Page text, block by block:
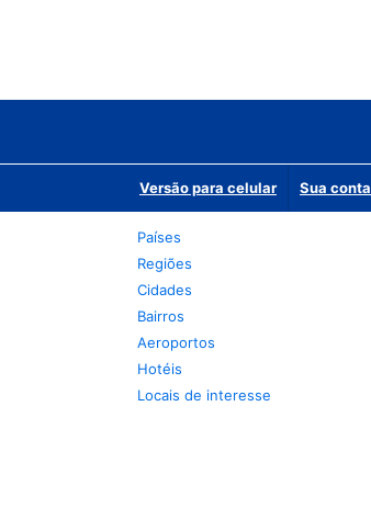
Versão para celular Sua conta
Países
Regiões
Cidades
Bairros
Aeroportos
Hotéis
Locais de interesse